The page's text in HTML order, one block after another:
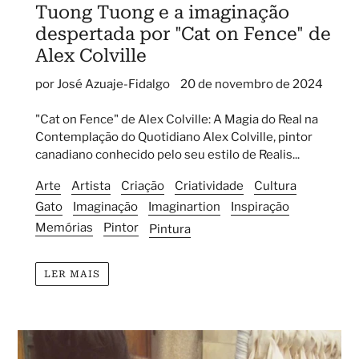
Tuong Tuong e a imaginação
despertada por "Cat on Fence" de
Alex Colville
por José Azuaje-Fidalgo 20 de novembro de 2024
"Cat on Fence" de Alex Colville: A Magia do Real na
Contemplação do Quotidiano Alex Colville, pintor
canadiano conhecido pelo seu estilo de Realis...
Arte Artista Criação Criatividade
Cultura
Gato
Imaginação Imaginartion
Inspiração
Memórias
Pintor Pintura
LER MAIS